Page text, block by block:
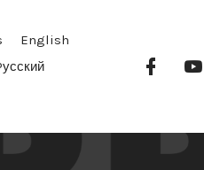
English
Profile